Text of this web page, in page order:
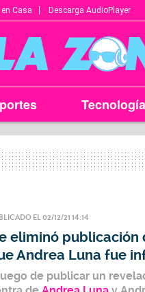
Casa Descarga AudioPlayer
Tecnología
EL 02/12/21 14:14
eliminó publicación
Andrea Luna fue
de publicar un